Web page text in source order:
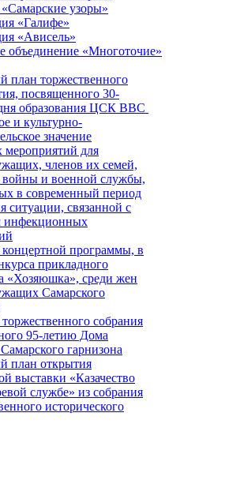
узоры»
«Галифе»
«Ависель»
объединение «Многоточие»
план торжественного
посвященного 30-
образования ЦСК ВВС
и культурно-
значение
мероприятий для
членов их семей,
войны и военной службы,
в современный период
ситуации, связанной с
инфекционных
программы, в
прикладного
«Хозяюшка», среди жен
Самарского
собрания
95-летию Дома
гарнизона
план открытия
выставки «Казачество
службе» из собрания
исторического